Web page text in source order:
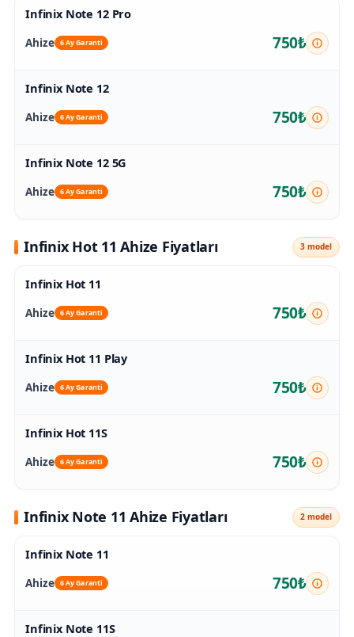
Infinix Note 12 Pro
Ahize 6 Ay Garanti 750₺
Infinix Note 12
Ahize 6 Ay Garanti 750₺
Infinix Note 12 5G
Ahize 6 Ay Garanti 750₺
Infinix Hot 11 Ahize Fiyatları 3 model
Infinix Hot 11
Ahize 6 Ay Garanti 750₺
Infinix Hot 11 Play
Ahize 6 Ay Garanti 750₺
Infinix Hot 11S
Ahize 6 Ay Garanti 750₺
Infinix Note 11 Ahize Fiyatları 2 model
Infinix Note 11
Ahize 6 Ay Garanti 750₺
Infinix Note 11S